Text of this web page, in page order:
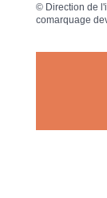
© Direction de
comarquage